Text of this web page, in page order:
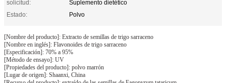
solicitud:
Suplemento dietético
Estado:
Polvo
[Nombre del producto]: Extracto de semillas de trigo sarraceno
[Nombre en inglés]: Flavonoides de trigo sarraceno
[Especificación]: 70% a 95%
[Método de ensayo]: UV
[Propiedades del producto]: polvo marrón
[Lugar de origen]: Shaanxi, China